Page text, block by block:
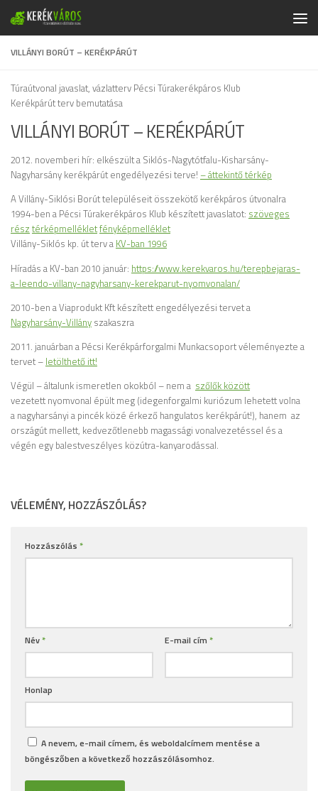
Skip to content
VILLÁNYI BORÚT – KERÉKPÁRÚT
Túraútvonal javaslat, vázlatterv Pécsi Túrakerékpáros Klub
Kerékpárút terv bemutatása
VILLÁNYI BORÚT – KERÉKPÁRÚT
2012. novemberi hír: elkészült a Siklós-Nagytótfalu-Kisharsány-
Nagyharsány kerékpárút engedélyezési terve! – áttekintő térkép
A Villány-Siklósi Borút településeit összekötő kerékpáros útvonalra
1994-ben a Pécsi Túrakerékpáros Klub készített javaslatot: szöveges
rész térképmellékletfényképmelléklet
Villány-Siklós kp. út terv a KV-ban 1996
Híradás a KV-ban 2010 január: https://www.kerekvaros.hu/terepbejaras-
a-leendo-villany-nagyharsany-kerekparut-nyomvonalan/
2010-ben a Viaprodukt Kft készített engedélyezési tervet a
Nagyharsány-Villány szakaszra
2011. januárban a Pécsi Kerékpárforgalmi Munkacsoport véleményezte a
tervet – letölthető itt!
Végül – általunk ismeretlen okokból – nem a szőlők között
vezetett nyomvonal épült meg (idegenforgalmi kuriózum lehetett volna
a nagyharsányi a pincék közé érkező hangulatos kerékpárút!), hanem az
országút mellett, kedvezőtlenebb magassági vonalvezetéssel és a
végén egy balestveszélyes közútra-kanyarodással.
VÉLEMÉNY, HOZZÁSZÓLÁS?
Hozzászólás *
Név* E-mail cím *
Honlap
A nevem, e-mail címem, és weboldalcímem mentése a
böngészőben a következő hozzászólásomhoz.